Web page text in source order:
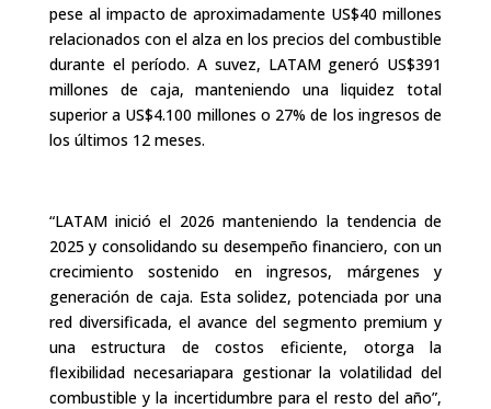
pese al impacto de aproximadamente US$40 millones
relacionados con el alza en los precios del combustible
durante el período. A suvez, LATAM generó US$391
millones de caja, manteniendo una liquidez total
superior a US$4.100 millones o 27% de los ingresos de
los últimos 12 meses.
“LATAM inició el 2026 manteniendo la tendencia de
2025 y consolidando su desempeño financiero, con un
crecimiento sostenido en ingresos, márgenes y
generación de caja. Esta solidez, potenciada por una
red diversificada, el avance del segmento premium y
una estructura de costos eficiente, otorga la
flexibilidad necesariapara gestionar la volatilidad del
combustible y la incertidumbre para el resto del año”,